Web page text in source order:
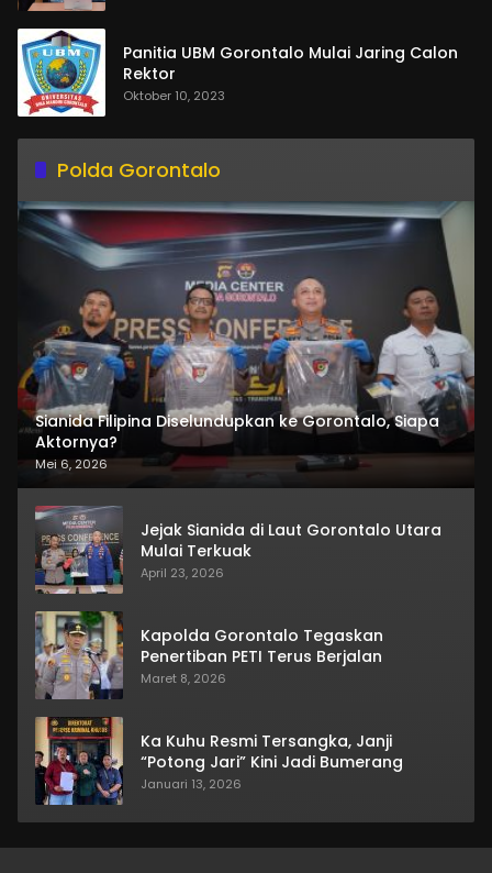
Panitia UBM Gorontalo Mulai Jaring Calon
Rektor
Oktober 10, 2023
Polda Gorontalo
Sianida Filipina Diselundupkan ke Gorontalo, Siapa
Aktornya?
Mei 6, 2026
Jejak Sianida di Laut Gorontalo Utara
Mulai Terkuak
April 23, 2026
Kapolda Gorontalo Tegaskan
Penertiban PETI Terus Berjalan
Maret 8, 2026
Ka Kuhu Resmi Tersangka, Janji
“Potong Jari” Kini Jadi Bumerang
Januari 13, 2026